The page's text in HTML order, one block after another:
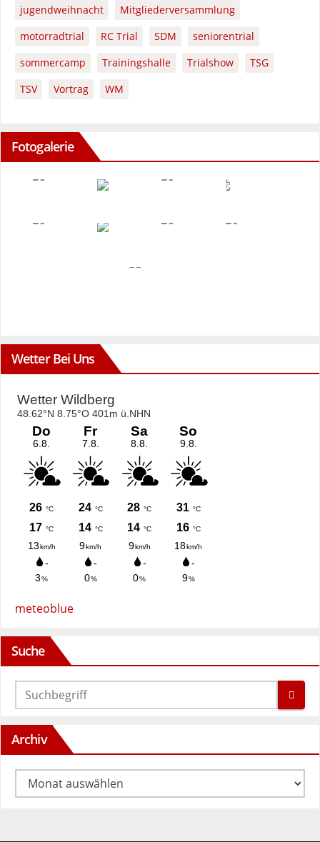
jugendweihnacht
Mitgliederversammlung
motorradtrial
RC Trial SDM
seniorentrial
sommercamp
Trainingshalle Trialshow
TSG
TSV
Vortrag WM
Fotogalerie
Wetter Bei Uns
meteoblue
Suche
Archiv
Archiv